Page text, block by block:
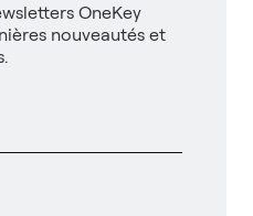
OneKey
nouveautés et